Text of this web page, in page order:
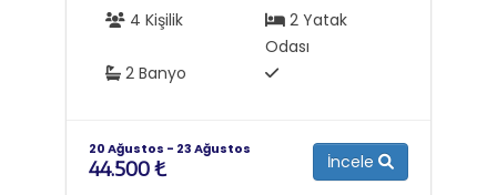
4 Kişilik
2 Yatak
Odası
2 Banyo
20 Ağustos - 23 Ağustos
44.500 ₺ İncele